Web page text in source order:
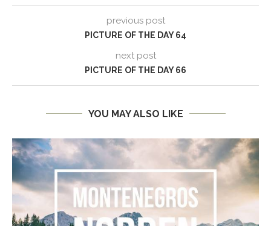
previous post
PICTURE OF THE DAY 64
next post
PICTURE OF THE DAY 66
YOU MAY ALSO LIKE